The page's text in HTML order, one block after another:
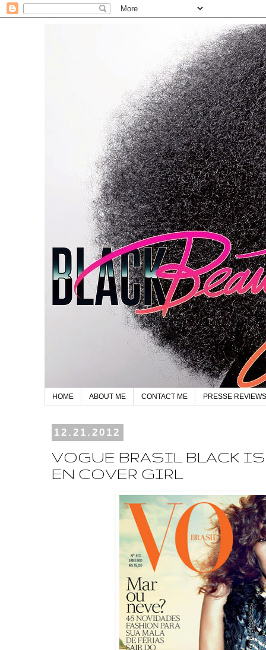
HOME ABOUT ME CONTACT ME PRESSE REVIEWS
12.21.2012
VOGUE BRASIL BLACK
EN COVER GIRL